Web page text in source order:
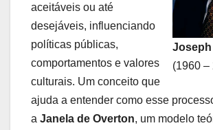
Joseph
(1960 –
aceitáveis ou até
desejáveis, influenciando
políticas públicas,
comportamentos e valores
culturais. Um conceito que
ajuda a entender como esse
a Janela de Overton, um modelo